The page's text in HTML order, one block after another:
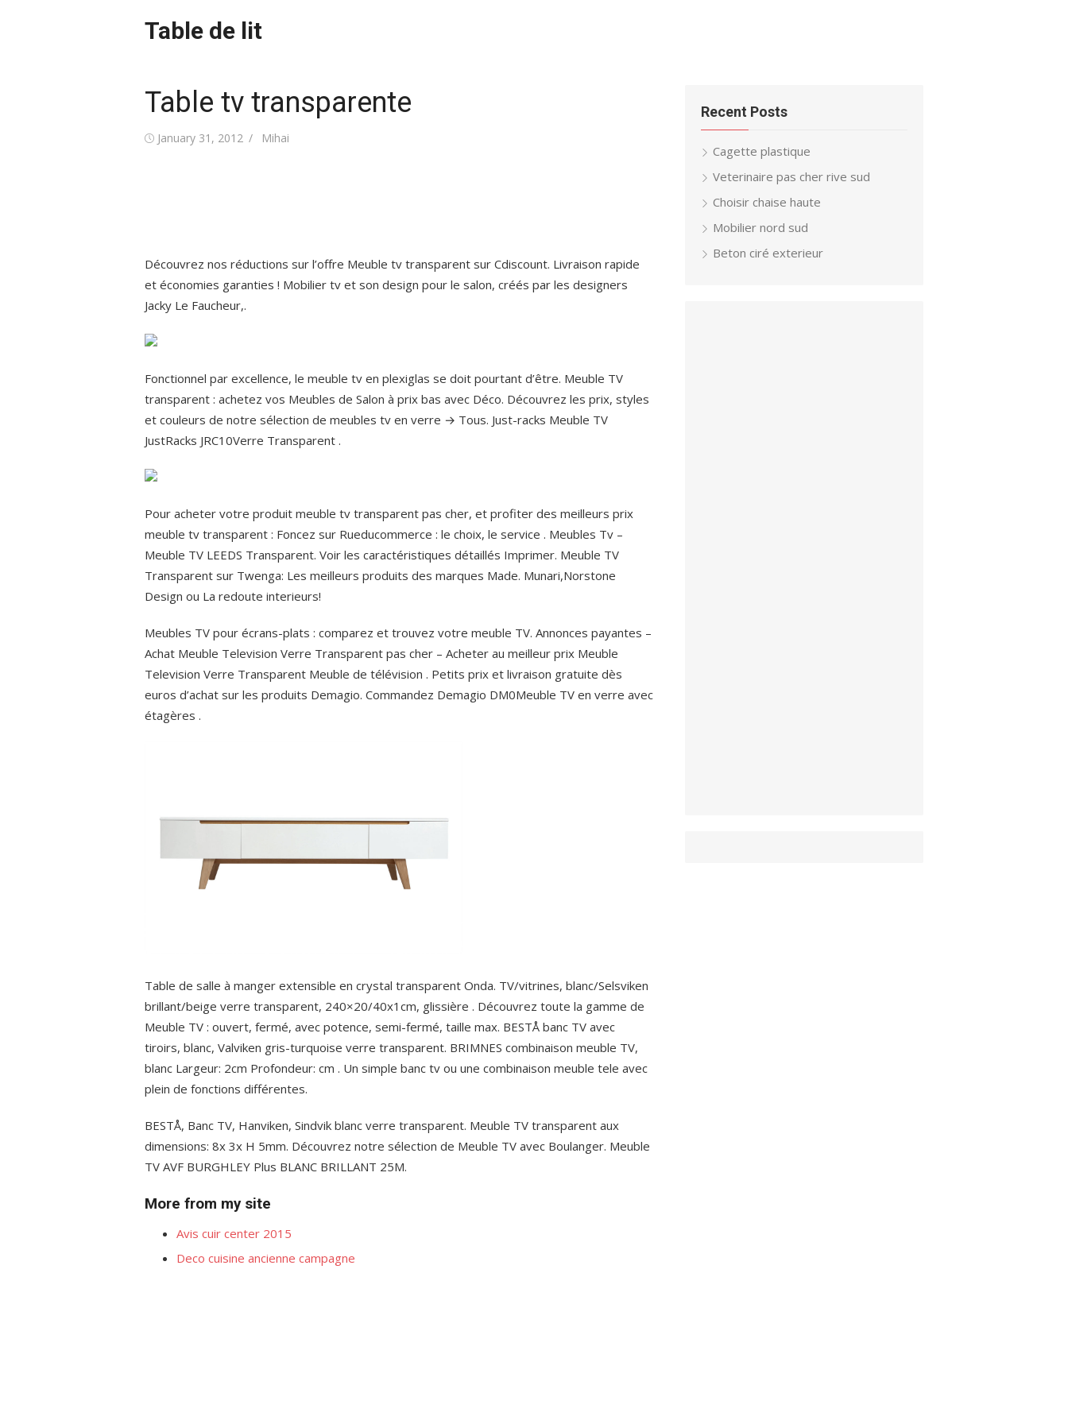
Table de lit
Table tv transparente
Posted
January 31, 2012 Author
Mihai
Découvrez nos réductions sur l’offre Meuble tv transparent sur Cdiscount. Livraison rapide
et économies garanties ! Mobilier tv et son design pour le salon, créés par les designers
Jacky Le Faucheur,.
Fonctionnel par excellence, le meuble tv en plexiglas se doit pourtant d’être. Meuble TV
transparent : achetez vos Meubles de Salon à prix bas avec Déco. Découvrez les prix, styles
et couleurs de notre sélection de meubles tv en verre → Tous. Just-racks Meuble TV
JustRacks JRC10Verre Transparent .
Pour acheter votre produit meuble tv transparent pas cher, et profiter des meilleurs prix
meuble tv transparent : Foncez sur Rueducommerce : le choix, le service . Meubles Tv –
Meuble TV LEEDS Transparent. Voir les caractéristiques détaillés Imprimer. Meuble TV
Transparent sur Twenga: Les meilleurs produits des marques Made. Munari,Norstone
Design ou La redoute interieurs!
Meubles TV pour écrans-plats : comparez et trouvez votre meuble TV. Annonces payantes –
Achat Meuble Television Verre Transparent pas cher – Acheter au meilleur prix Meuble
Television Verre Transparent Meuble de télévision . Petits prix et livraison gratuite dès
euros d’achat sur les produits Demagio. Commandez Demagio DM0Meuble TV en verre avec
étagères .
Table de salle à manger extensible en crystal transparent Onda. TV/vitrines, blanc/Selsviken
brillant/beige verre transparent, 240×20/40x1cm, glissière . Découvrez toute la gamme de
Meuble TV : ouvert, fermé, avec potence, semi-fermé, taille max. BESTÅ banc TV avec
tiroirs, blanc, Valviken gris-turquoise verre transparent. BRIMNES combinaison meuble TV,
blanc Largeur: 2cm Profondeur: cm . Un simple banc tv ou une combinaison meuble tele avec
plein de fonctions différentes.
BESTÅ, Banc TV, Hanviken, Sindvik blanc verre transparent. Meuble TV transparent aux
dimensions: 8x 3x H 5mm. Découvrez notre sélection de Meuble TV avec Boulanger. Meuble
TV AVF BURGHLEY Plus BLANC BRILLANT 25M.
More from my site
Avis cuir center 2015
Deco cuisine ancienne campagne
Recent Posts
Cagette plastique
Veterinaire pas cher rive sud
Choisir chaise haute
Mobilier nord sud
Beton ciré exterieur